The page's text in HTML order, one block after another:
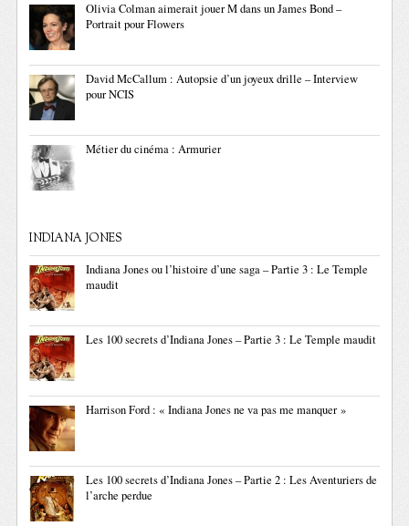
Olivia Colman aimerait jouer M dans un James Bond –
Portrait pour Flowers
David McCallum : Autopsie d’un joyeux drille – Interview
pour NCIS
Métier du cinéma : Armurier
INDIANA JONES
Indiana Jones ou l’histoire d’une saga – Partie 3 : Le Temple
maudit
Les 100 secrets d’Indiana Jones – Partie 3 : Le Temple maudit
Harrison Ford : « Indiana Jones ne va pas me manquer »
Les 100 secrets d’Indiana Jones – Partie 2 : Les Aventuriers de
l’arche perdue